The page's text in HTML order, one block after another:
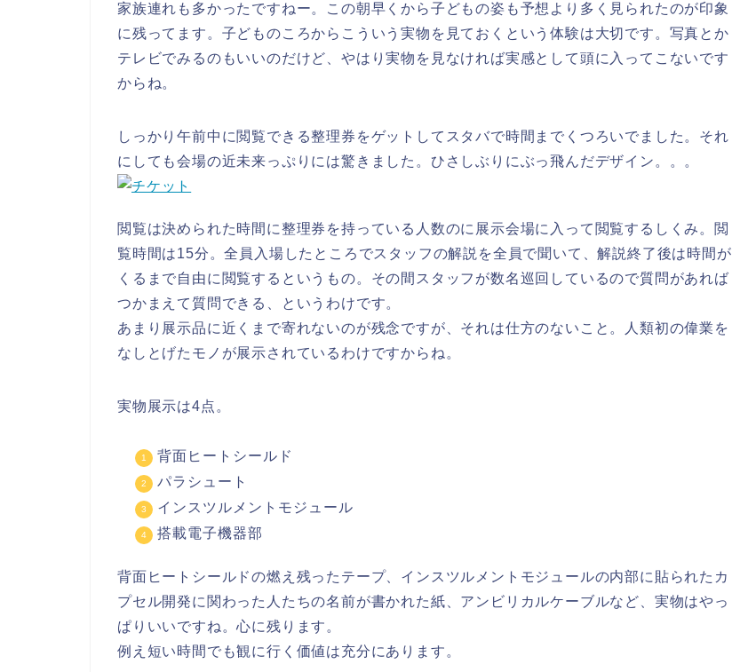
家族連れも多かったですねー。この朝早くから子どもの姿も予想より多く見られたのが印象
に残ってます。子どものころからこういう実物を見ておくという体験は大切です。写真とか
テレビでみるのもいいのだけど、やはり実物を見なければ実感として頭に入ってこないです
からね。
しっかり午前中に閲覧できる整理券をゲットしてスタバで時間までくつろいでました。それ
にしても会場の近未来っぷりには驚きました。ひさしぶりにぶっ飛んだデザイン。。。
閲覧は決められた時間に整理券を持っている人数のに展示会場に入って閲覧するしくみ。閲
覧時間は15分。全員入場したところでスタッフの解説を全員で聞いて、解説終了後は時間が
くるまで自由に閲覧するというもの。その間スタッフが数名巡回しているので質問があれば
つかまえて質問できる、というわけです。
あまり展示品に近くまで寄れないのが残念ですが、それは仕方のないこと。人類初の偉業を
なしとげたモノが展示されているわけですからね。
実物展示は4点。
背面ヒートシールド
パラシュート
インスツルメントモジュール
搭載電子機器部
背面ヒートシールドの燃え残ったテープ、インスツルメントモジュールの内部に貼られたカ
プセル開発に関わった人たちの名前が書かれた紙、アンビリカルケーブルなど、実物はやっ
ぱりいいですね。心に残ります。
例え短い時間でも観に行く価値は充分にあります。